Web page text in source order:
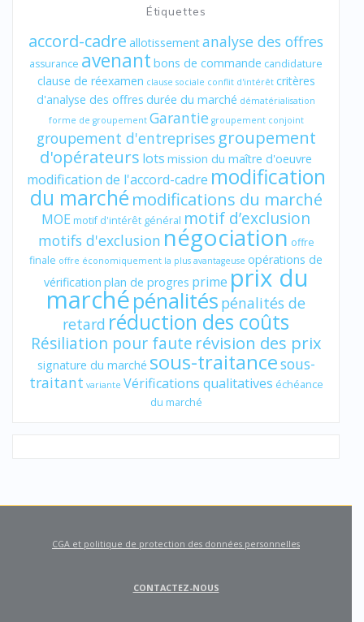
Étiquettes
accord-cadre allotissementanalyse des offres
assurance avenant bons de commande candidature
clause de réexamen clause sociale conflit d'intérêt critères
d'analyse des offres durée du marché dématérialisation
forme de groupement Garantie groupement conjoint
groupement d'entreprises groupement
d'opérateurs lots mission du maître d'oeuvre
modification de l'accord-cadre modification
du marché modifications du marché
MOE motif d'intérêt général motif d’exclusion
motifs d'exclusion négociation offre
finale offre économiquement la plus avantageuse opérations de
vérification plan de progres prime prix du
marchépénalités pénalités de
retard réduction des coûts
Résiliation pour faute révision des prix
signature du marché sous-traitancesous-
traitant variante Vérifications qualitatives échéance
du marché
CGA et politique de protection des données personnelles
CONTACTEZ-NOUS